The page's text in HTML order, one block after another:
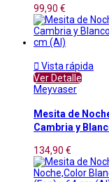
99,90 €
 Vista rápida
Ver Detalle
Meyvaser
Mesita de
Cambria y
134,90 €